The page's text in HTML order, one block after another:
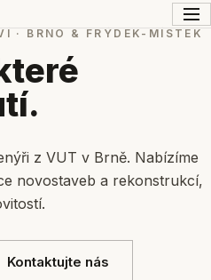
· BRNO & FRÝDEK-MÍSTEK
z VUT v Brně. Nabízíme
novostaveb a rekonstrukcí,
Kontaktujte nás